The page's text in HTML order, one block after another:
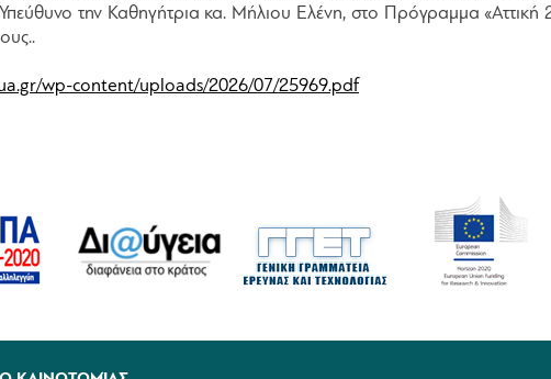
την Καθηγήτρια κα. Μήλιου Ελένη, στο Πρόγραμμα
wp-content/uploads/2026/07/25969.pdf